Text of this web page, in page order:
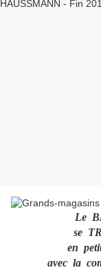
Le
se
en
avec la